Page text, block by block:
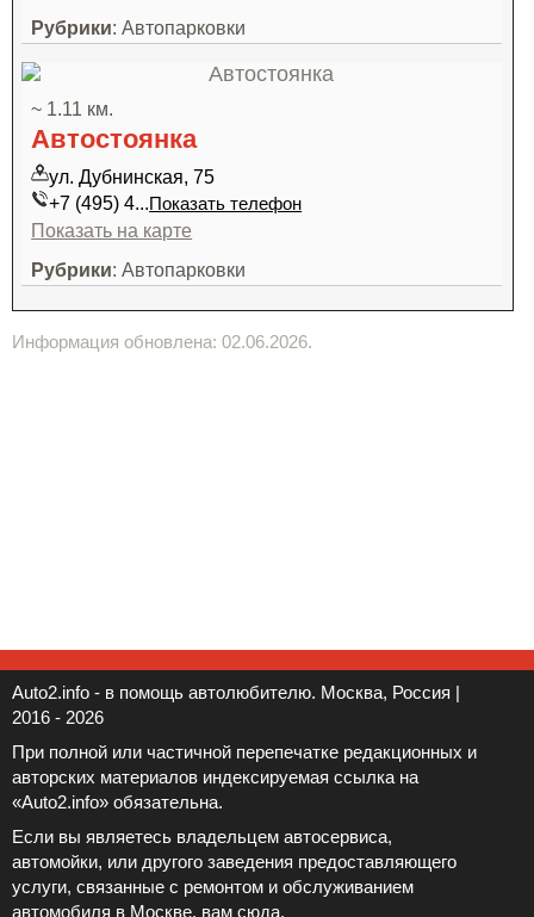
Рубрики: Автопарковки
~ 1.11 км.
Автостоянка
ул. Дубнинская, 75
+7 (495) 4...Показать телефон
Показать на карте
Рубрики: Автопарковки
Информация обновлена: 02.06.2026.
Auto2.info - в помощь автолюбителю. Москва, Россия |
2016 - 2026
При полной или частичной перепечатке редакционных и
авторских материалов индексируемая ссылка на
«Auto2.info» обязательна.
Если вы являетесь владельцем автосервиса,
автомойки, или другого заведения предоставляющего
услуги, связанные с ремонтом и обслуживанием
автомобиля в Москве, вам сюда.